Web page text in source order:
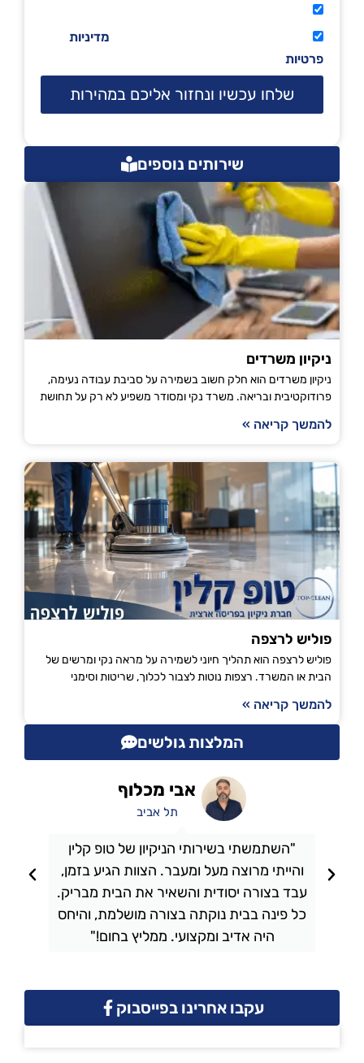
מדיניות
פרטיות
שלחו עכשיו ונחזור אליכם במהירות
שירותים נוספים
ניקיון משרדים
ניקיון משרדים הוא חלק חשוב בשמירה על סביבת עבודה נעימה,
פרודוקטיבית ובריאה. משרד נקי ומסודר משפיע לא רק על תחושת
להמשך קריאה »
פוליש לרצפה
פוליש לרצפה הוא תהליך חיוני לשמירה על מראה נקי ומרשים של
הבית או המשרד. רצפות נוטות לצבור לכלוך, שריטות וסימני
להמשך קריאה »
המלצות גולשים
"השתמשתי בשירותי הניקיון של טופ קלין
והייתי מרוצה מעל ומעבר. הצוות הגיע בזמן,
עבד בצורה יסודית והשאיר את הבית מבריק.
כל פינה בבית נוקתה בצורה מושלמת, והיחס
היה אדיב ומקצועי. ממליץ בחום!"
אבי מכלוף
תל אביב
עקבו אחרינו בפייסבוק